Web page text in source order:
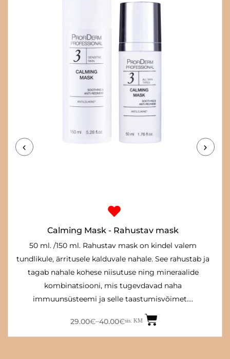
Calming Mask - Rahustav mask
50 ml. /150 ml. Rahustav mask on kindel valem
tundlikule, ärritusele kalduvale nahale. See rahustab ja
tagab nahale kohese niisutuse ning mineraalide
kombinatsiooni, mis tugevdavad naha
immuunsüsteemi ja selle taastumisvõimet.…
29.00€–40.00€sis. KM